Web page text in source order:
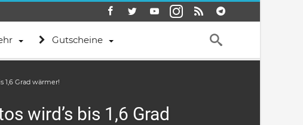
Gutscheine
1,6 Grad wärmer!
wird’s bis 1,6 Grad